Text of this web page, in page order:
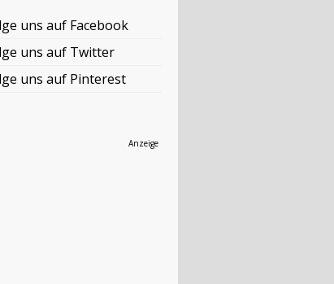
uns auf Facebook
uns auf Twitter
uns auf Pinterest
Anzeige